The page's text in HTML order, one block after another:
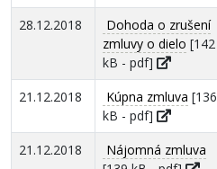
28.12.2018
Dohoda o zrušení
zmluvy o dielo [142
kB - pdf]
21.12.2018 Kúpna zmluva [136
kB - pdf]
21.12.2018
Nájomná zmluva